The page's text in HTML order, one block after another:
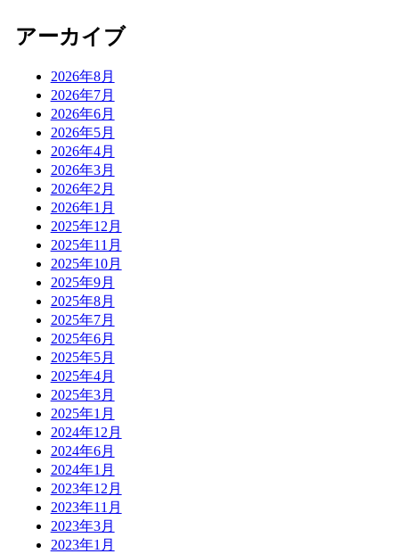
アーカイブ
2026年8月
2026年7月
2026年6月
2026年5月
2026年4月
2026年3月
2026年2月
2026年1月
2025年12月
2025年11月
2025年10月
2025年9月
2025年8月
2025年7月
2025年6月
2025年5月
2025年4月
2025年3月
2025年1月
2024年12月
2024年6月
2024年1月
2023年12月
2023年11月
2023年3月
2023年1月